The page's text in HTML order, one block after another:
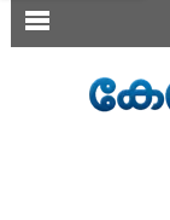
SECTIONS